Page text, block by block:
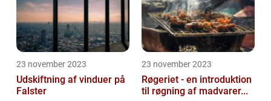
23 november 2023
Udskiftning af vinduer på
Falster
23 november 2023
Røgeriet - en introduktion
til røgning af madvarer...